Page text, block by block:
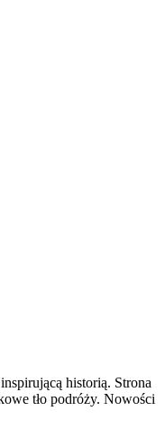
historią. Strona
tło podróży. Nowości